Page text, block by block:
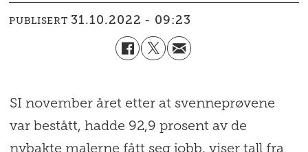
PUBLISERT 31.10.2022 - 09:23
SI november året etter at svenneprøvene
var bestått, hadde 92,9 prosent av de
nybakte malerne fått seg jobb, viser tall fra